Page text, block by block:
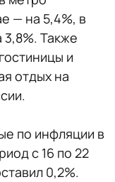
— на 5,4%, в
3,8%. Также
и
отдых на
по инфляции в
с 16 по 22
0,2%.